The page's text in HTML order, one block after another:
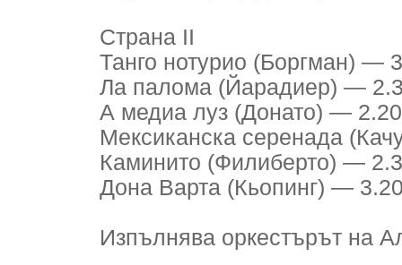
Страна II
Танго нотурио (Боргман) —
Ла палома (Йарадиер) —
А медиа луз (Донато) — 2.20
Мексиканска серенада
Каминито (Филиберто) —
Дона Варта (Кьопинг) —
Изпълнява оркестърът на